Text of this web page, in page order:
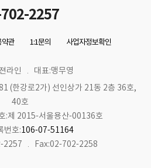
2257
약관 1:1문의 사업자정보확인
라인
대표:맹무영
(한강로2가) 선인상가 21동 2층 36호,
40호
:제 2015-서울용산-00136호
번호:106-07-51164
2257
Fax:02-702-2258